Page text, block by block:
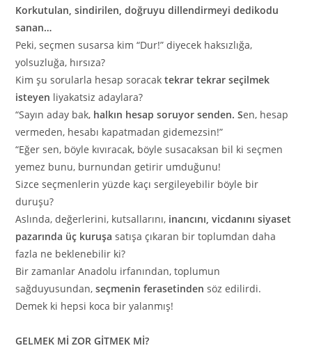
Korkutulan, sindirilen, doğruyu dillendirmeyi dedikodu
sanan…
Peki, seçmen susarsa kim “Dur!” diyecek haksızlığa,
yolsuzluğa, hırsıza?
Kim şu sorularla hesap soracaktekrar tekrar seçilmek
isteyen liyakatsiz adaylara?
“Sayın aday bak, halkın hesap soruyor senden. Sen, hesap
vermeden, hesabı kapatmadan gidemezsin!”
“Eğer sen, böyle kıvıracak, böyle susacaksan bil ki seçmen
yemez bunu, burnundan getirir umduğunu!
Sizce seçmenlerin yüzde kaçı sergileyebilir böyle bir
duruşu?
Aslında, değerlerini, kutsallarını, inancını, vicdanını siyaset
pazarında üç kuruşasatışa çıkaran bir toplumdan daha
fazla ne beklenebilir ki?
Bir zamanlar Anadolu irfanından, toplumun
sağduyusundan,seçmenin ferasetinden söz edilirdi.
Demek ki hepsi koca bir yalanmış!
GELMEK Mİ ZOR GİTMEK Mİ?